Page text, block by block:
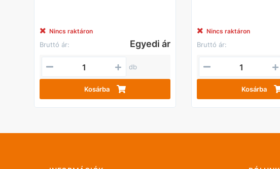
Nincs raktáron
Bruttó ár: Egyedi ár
db
Kosárba
Nincs raktáron
Bruttó ár:
Kosárba